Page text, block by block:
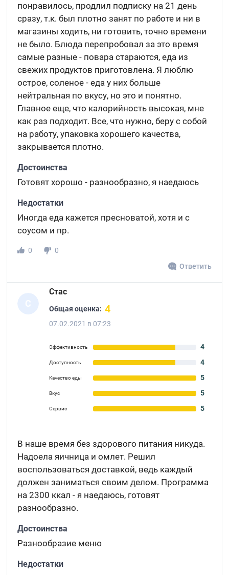
понравилось, продлил подписку на 21 день
сразу, т.к. был плотно занят по работе и ни в
магазины ходить, ни готовить, точно времени
не было. Блюда перепробовал за это время
самые разные - повара стараются, еда из
свежих продуктов приготовлена. Я люблю
острое, соленое - еда у них больше
нейтральная по вкусу, но это и понятно.
Главное еще, что калорийность высокая, мне
как раз подходит. Все, что нужно, беру с собой
на работу, упаковка хорошего качества,
закрывается плотно.
Достоинства
Готовят хорошо - разнообразно, я наедаюсь
Недостатки
Иногда еда кажется пресноватой, хотя и с
соусом и пр.
0
0
Ответить
С
Стас
Общая оценка: 4
07.02.2021 в 07:23
Эффективность 4
Доступность 4
Качество еды 5
Вкус 5
Сервис 5
В наше время без здорового питания никуда.
Надоела яичница и омлет. Решил
воспользоваться доставкой, ведь каждый
должен заниматься своим делом. Программа
на 2300 ккал - я наедаюсь, готовят
разнообразно.
Достоинства
Разнообразие меню
Недостатки